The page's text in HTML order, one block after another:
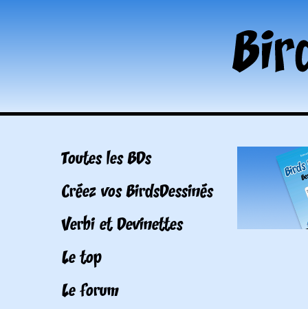
Toutes les BDs
Créez vos BirdsDessinés
Verbi et Devinettes
Le top
Le forum